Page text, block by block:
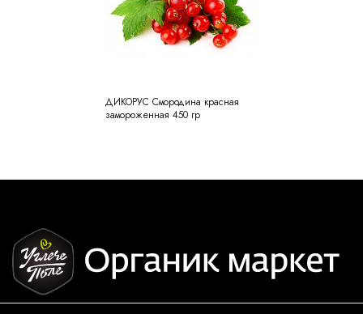
ДИКОРУС Смородина красная
замороженная 450 гр